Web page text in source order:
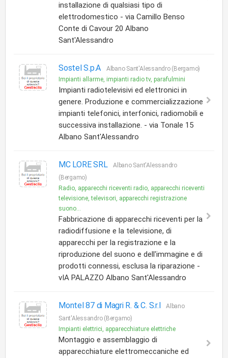
installazione di qualsiasi tipo di
elettrodomestico - via Camillo Benso
Conte di Cavour 20 Albano
Sant'Alessandro
Sostel S.p.A
Albano Sant'Alessandro (Bergamo)
Impianti allarme, impianti radio tv, parafulmini
Impianti radiotelevisivi ed elettronici in
genere. Produzione e commercializzazione
impianti telefonici, interfonici, radiomobili e
successiva installazione. - via Tonale 15
Albano Sant'Alessandro
MC LORE SRL
Albano Sant'Alessandro
(Bergamo)
Radio, apparecchi riceventi radio, apparecchi riceventi
televisione, televisori, apparecchi registrazione
suono...
Fabbricazione di apparecchi riceventi per la
radiodiffusione e la televisione, di
apparecchi per la registrazione e la
riproduzione del suono e dell'immagine e di
prodotti connessi, esclusa la riparazione -
vIA PALAZZO Albano Sant'Alessandro
Montel 87 di Magri R. & C. S.r.l
Albano
Sant'Alessandro (Bergamo)
Impianti elettrici, apparecchiature elettriche
Montaggio e assemblaggio di
apparecchiature elettromeccaniche ed